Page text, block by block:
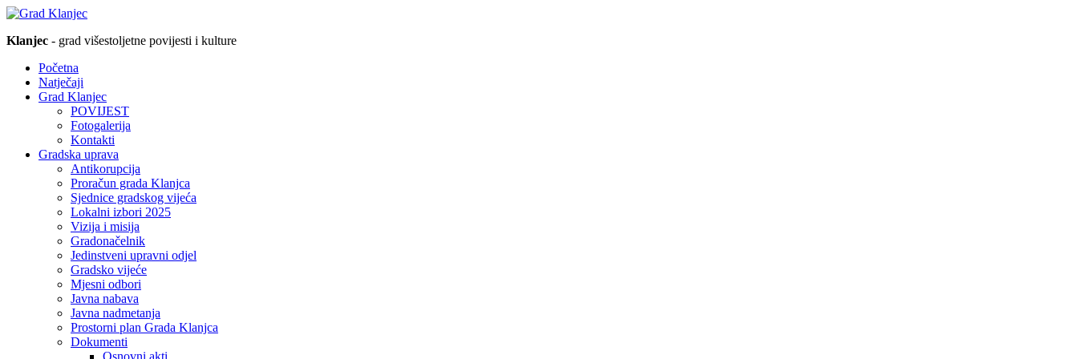
Klanjec - grad višestoljetne povijesti i kulture
Početna
Natječaji
Grad Klanjec
POVIJEST
Fotogalerija
Kontakti
Gradska uprava
Antikorupcija
Proračun grada Klanjca
Sjednice gradskog vijeća
Lokalni izbori 2025
Vizija i misija
Gradonačelnik
Jedinstveni upravni odjel
Gradsko vijeće
Mjesni odbori
Javna nabava
Javna nadmetanja
Prostorni plan Grada Klanjca
Dokumenti
Osnovni akti